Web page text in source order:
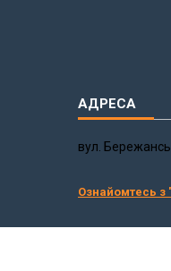
вул.
Ознайомтесь з